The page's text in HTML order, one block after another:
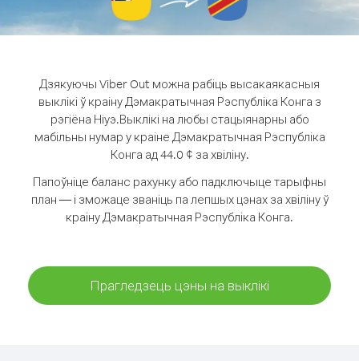
Дзякуючы Viber Out можна рабіць высакаякасныя
выклікі ў краіну Дэмакратычная Рэспубліка Конга з
рэгіёна Ніуэ.Выклікі на любы стацыянарны або
мабільны нумар у краіне Дэмакратычная Рэспубліка
Конга ад 44.0 ¢ за хвіліну.
Папоўніце баланс рахунку або падключыце тарыфны
план — і зможаце званіць па лепшых цэнах за хвіліну ў
краіну Дэмакратычная Рэспубліка Конга.
Прагледзець цэны на выклікі